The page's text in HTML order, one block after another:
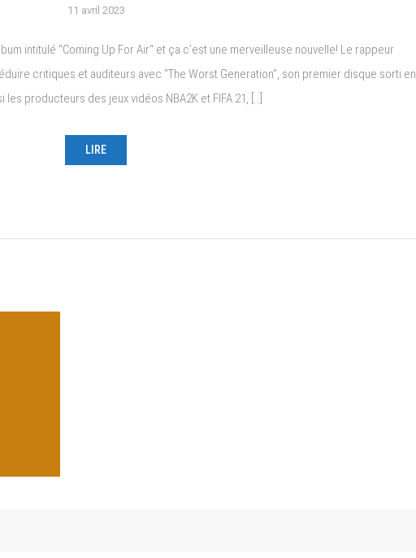
11 avril 2023
intitulé “Coming Up For Air“ et ça c’est une merveilleuse nouvelle! Le rappeur
critiques et auditeurs avec “The Worst Generation”, son premier disque sorti en
les producteurs des jeux vidéos NBA2K et FIFA 21, […]
LIRE